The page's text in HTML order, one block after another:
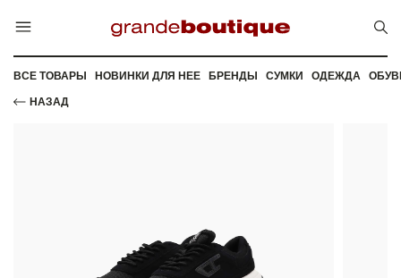
ВСЕ ТОВАРЫ НОВИНКИ ДЛЯ НЕЕ БРЕНДЫ СУМКИ ОДЕЖДА
НАЗАД